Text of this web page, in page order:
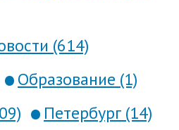
(614)
Образование (1)
Петербург (14)